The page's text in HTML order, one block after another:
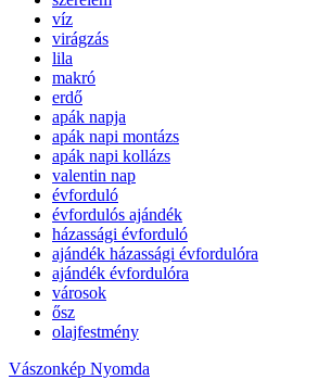
víz
virágzás
lila
makró
erdő
apák napja
apák napi montázs
apák napi kollázs
valentin nap
évforduló
évfordulós ajándék
házassági évforduló
ajándék házassági évfordulóra
ajándék évfordulóra
városok
ősz
olajfestmény
Vászonkép Nyomda